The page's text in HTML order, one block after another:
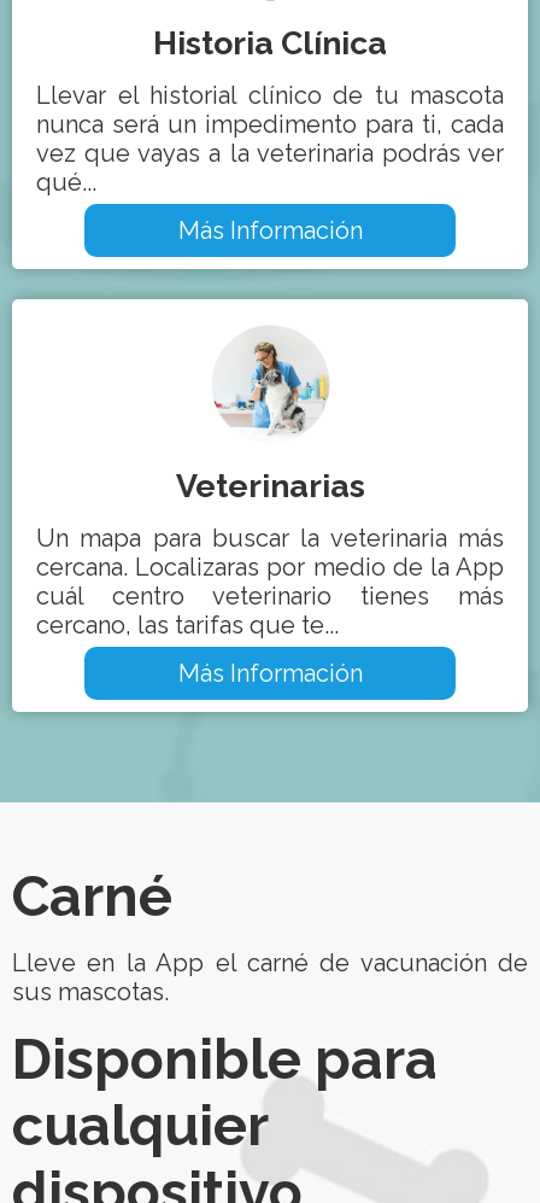
Historia Clínica
Llevar el historial clínico de tu mascota
nunca será un impedimento para ti, cada
vez que vayas a la veterinaria podrás ver
qué...
Más Información
Veterinarias
Un mapa para buscar la veterinaria más
cercana. Localizaras por medio de la App
cuál centro veterinario tienes más
cercano, las tarifas que te...
Más Información
Carné
Lleve en la App el carné de vacunación de
sus mascotas.
Disponible para
cualquier